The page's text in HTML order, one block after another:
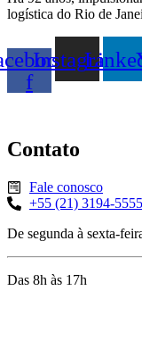
logística do Rio de
f
Instagram
Contato
Fale conosco
+55 (21) 3194-5555
De segunda à sexta-
Das 8h às 17h